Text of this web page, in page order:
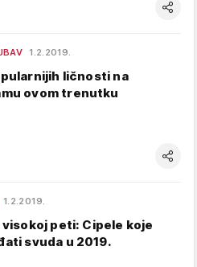
1.2.2019.
ličnosti na
ovom trenutku
1.2.2019.
peti: Cipele koje
svuda u 2019.